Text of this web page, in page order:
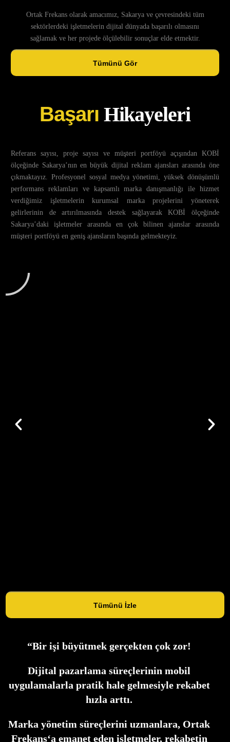
Ortak Frekans olarak amacımız, Sakarya ve çevresindeki tüm
sektörlerdeki işletmelerin dijital dünyada başarılı olmasını
sağlamak ve her projede ölçülebilir sonuçlar elde etmektir.
Tümünü Gör
Başarı Hikayeleri
Referans sayısı, proje sayısı ve müşteri portföyü açışından KOBİ
ölçeğinde Sakarya’nın en büyük dijital reklam ajansları arasında öne
çıkmaktayız. Profesyonel sosyal medya yönetimi, yüksek dönüşümlü
performans reklamları ve kapsamlı marka danışmanlığı ile hizmet
verdiğimiz işletmelerin kurumsal marka projelerini yöneterek
gelirlerinin de artırılmasında destek sağlayarak KOBİ ölçeğinde
Sakarya’daki işletmeler arasında en çok bilinen ajanslar arasında
müşteri portföyü en geniş ajansların başında gelmekteyiz.
Tümünü İzle
“Bir işi büyütmek gerçekten çok zor!
Dijital pazarlama süreçlerinin mobil
uygulamalarla pratik hale gelmesiyle rekabet
hızla arttı.
Marka yönetim süreçlerini uzmanlara, Ortak
Frekans‘a emanet eden işletmeler, rekabetin